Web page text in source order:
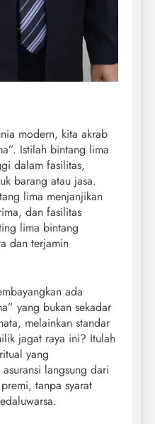
modern, kita akrab
Istilah bintang lima
dalam fasilitas,
barang atau jasa.
lima menjanjikan
dan fasilitas
lima bintang
dan terjamin
ada
yang bukan sekadar
melainkan standar
jagat raya ini? Itulah
yang
langsung dari
tanpa syarat